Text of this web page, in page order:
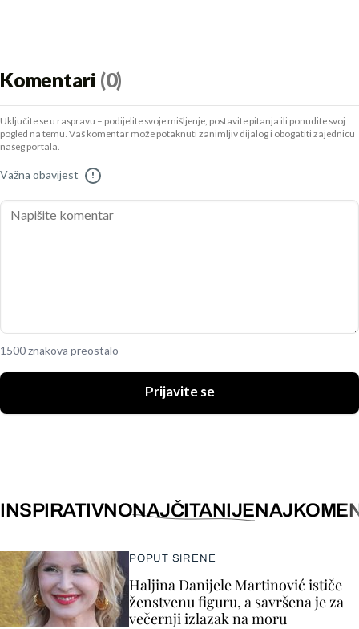
Komentari (0)
Uključite se u raspravu – podijelite svoje mišljenje, postavite pitanja ili ponudite svoj
pogled na temu. Vaš komentar može potaknuti zanimljiv dijalog i obogatiti zajednicu
našeg portala.
Važna obavijest !
1500 znakova preostalo
Prijavite se
INSPIRATIVNONAJČITANIJE
POPUT SIRENE
Haljina Danijele Martinović ističe
ženstvenu figuru, a savršena je za
večernji izlazak na moru